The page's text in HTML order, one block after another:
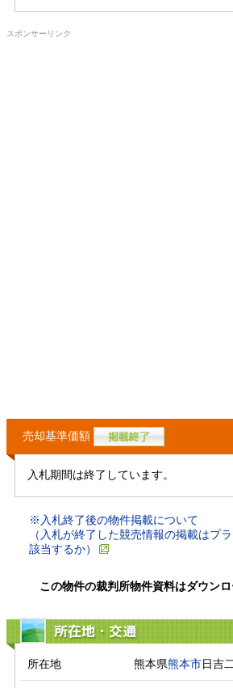
スポンサーリンク
売却基準価額
入札期間は終了しています。
※入札終了後の物件掲載について
（入札が終了した競売情報の掲載はプ
該当するか）
この物件の裁判所物件資料はダウンロ
所在地・交通
所在地 熊本県熊本市日吉